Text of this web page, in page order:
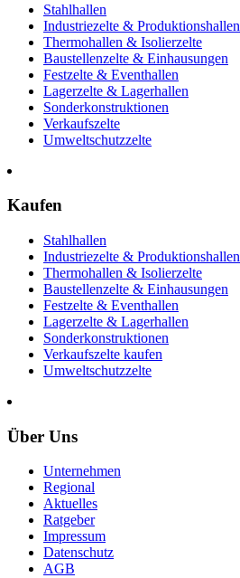
Stahlhallen
Industriezelte & Produktionshallen
Thermohallen & Isolierzelte
Baustellenzelte & Einhausungen
Festzelte & Eventhallen
Lagerzelte & Lagerhallen
Sonderkonstruktionen
Verkaufszelte
Umweltschutzzelte
Kaufen
Stahlhallen
Industriezelte & Produktionshallen
Thermohallen & Isolierzelte
Baustellenzelte & Einhausungen
Festzelte & Eventhallen
Lagerzelte & Lagerhallen
Sonderkonstruktionen
Verkaufszelte kaufen
Umweltschutzzelte
Über Uns
Unternehmen
Regional
Aktuelles
Ratgeber
Impressum
Datenschutz
AGB